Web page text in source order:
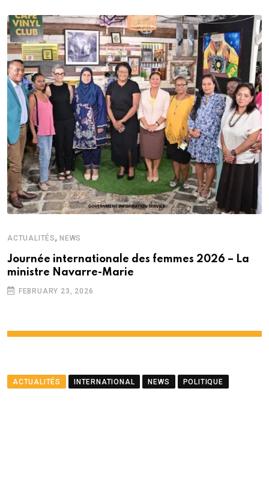
ACTUALITÉS, NEWS
Journée internationale des femmes 2026 – La
ministre Navarre-Marie
FEBRUARY 23, 2026
ACTUALITÉS INTERNATIONAL NEWS POLITIQUE